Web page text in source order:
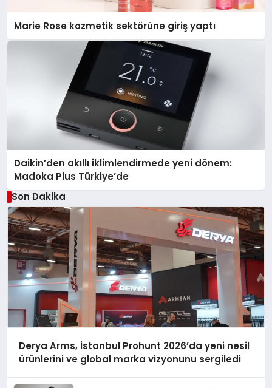
Marie Rose kozmetik sektörüne giriş yaptı
Daikin’den akıllı iklimlendirmede yeni dönem:
Madoka Plus Türkiye’de
Son Dakika
Derya Arms, İstanbul Prohunt 2026’da yeni nesil
ürünlerini ve global marka vizyonunu sergiledi